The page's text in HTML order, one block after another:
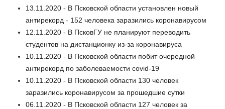
13.11.2020 - В Псковской области установлен новый
антирекорд - 152 человека заразились коронавирусом
12.11.2020 - В ПсковГУ не планируют переводить
студентов на дистанционку из-за коронавируса
10.11.2020 - В Псковской области побит очередной
антирекорд по заболеваемости covid-19
10.11.2020 - В Псковской области 130 человек
заразились коронавирусом за прошедшие сутки
06.11.2020 - В Псковской области 127 человек за